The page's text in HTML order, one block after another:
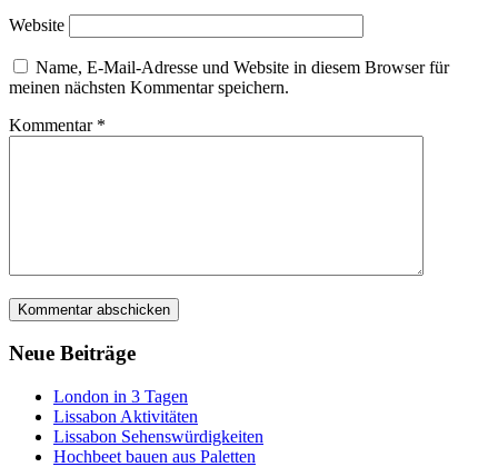
Website
Name, E-Mail-Adresse und Website in diesem Browser für
meinen nächsten Kommentar speichern.
Kommentar *
Neue Beiträge
London in 3 Tagen
Lissabon Aktivitäten
Lissabon Sehenswürdigkeiten
Hochbeet bauen aus Paletten